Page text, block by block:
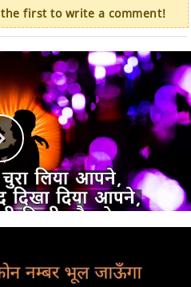
first to write a comment!